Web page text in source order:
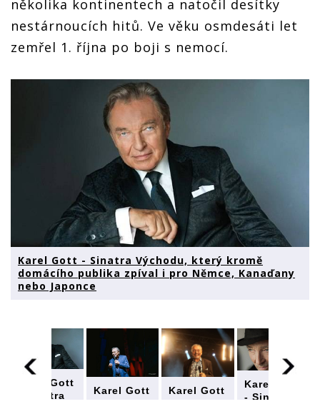
několika kontinentech a natočil desítky
nestárnoucích hitů. Ve věku osmdesáti let
zemřel 1. října po boji s nemocí.
Karel Gott - Sinatra Východu, který kromě
domácího publika zpíval i pro Němce, Kanaďany
nebo Japonce
Karel Gott
- Sinatra
Karel Gott
Karel Gott
Karel Gott
- Sinatra